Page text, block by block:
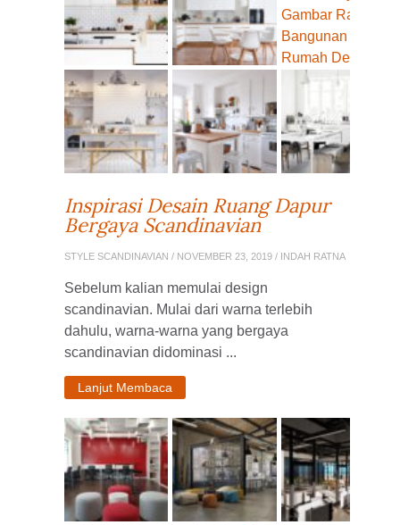
Inspirasi Desain Ruang Dapur
Bergaya Scandinavian
STYLE SCANDINAVIAN / NOVEMBER 23, 2019 / INDAH RATNA
Sebelum kalian memulai design
scandinavian. Mulai dari warna terlebih
dahulu, warna-warna yang bergaya
scandinavian didominasi ...
Lanjut Membaca